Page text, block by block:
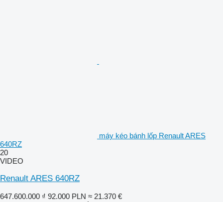
máy kéo bánh lốp Renault ARES
640RZ
20
VIDEO
Renault ARES 640RZ
647.600.000 ₫ 92.000 PLN ≈ 21.370 €